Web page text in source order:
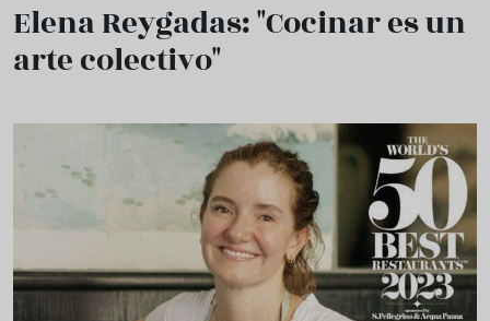
Elena Reygadas: "Cocinar es un
arte colectivo"